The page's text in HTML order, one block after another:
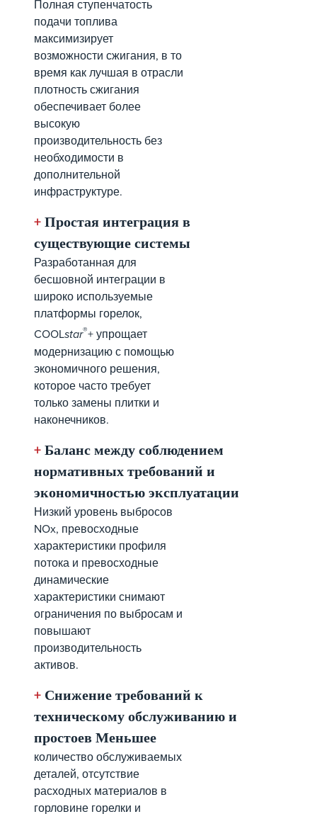
Полная ступенчатость
подачи топлива
максимизирует
возможности сжигания, в то
время как лучшая в отрасли
плотность сжигания
обеспечивает более
высокую
производительность без
необходимости в
дополнительной
инфраструктуре.
+Простая интеграция в
существующие системы
Разработанная для
бесшовной интеграции в
широко используемые
платформы горелок,
COOLstar®+ упрощает
модернизацию с помощью
экономичного решения,
которое часто требует
только замены плитки и
наконечников.
+Баланс между соблюдением
нормативных требований и
экономичностью эксплуатации
Низкий уровень выбросов
NOx, превосходные
характеристики профиля
потока и превосходные
динамические
характеристики снимают
ограничения по выбросам и
повышают
производительность
активов.
+ Снижение требований к
техническому обслуживанию и
простоев Меньшее
количество обслуживаемых
деталей, отсутствие
расходных материалов в
горловине горелки и